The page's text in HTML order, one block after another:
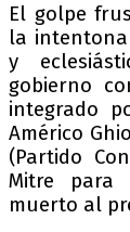
El golpe
la
y
gobierno
integrado
Américo
(Partido
Mitre para
muerto al